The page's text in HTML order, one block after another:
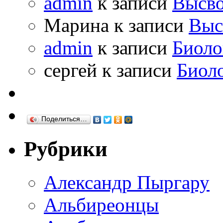
Марина к записи
admin к записи
сергей к записи
Поделиться…
Рубрики
Александр Пыргару
Альбиреонцы